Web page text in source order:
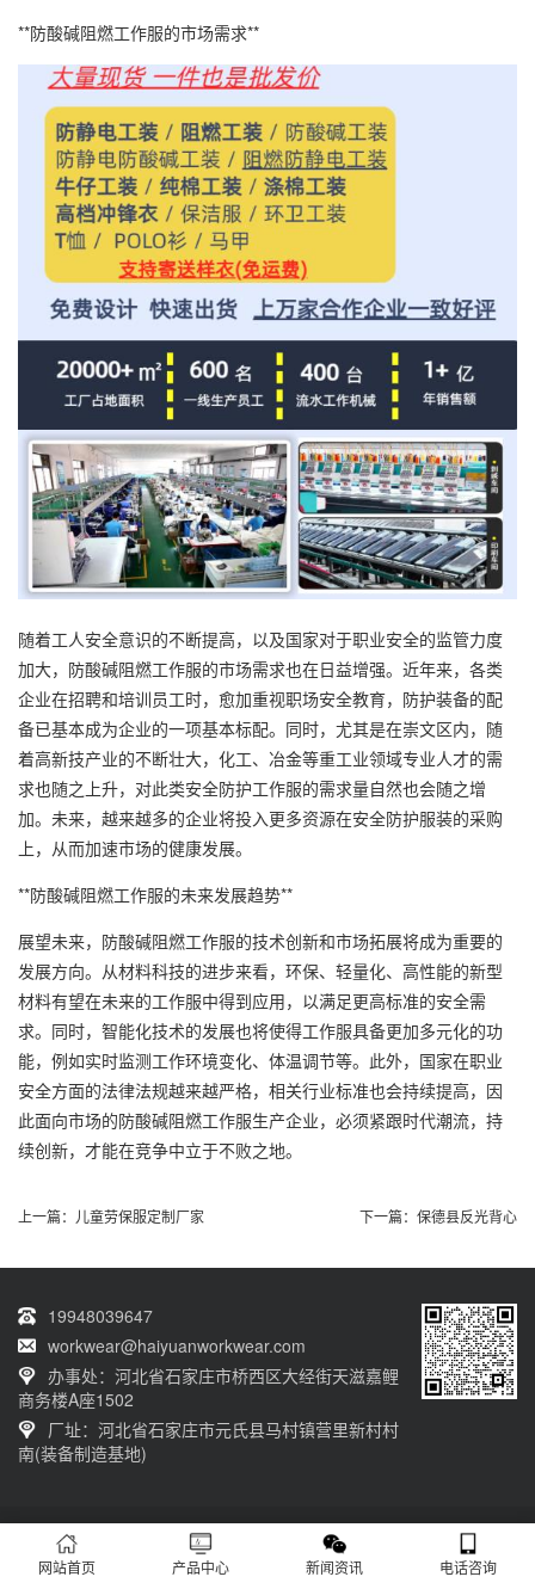
**防酸碱阻燃工作服的市场需求**
随着工人安全意识的不断提高，以及国家对于职业安全的监管力度
加大，防酸碱阻燃工作服的市场需求也在日益增强。近年来，各类
企业在招聘和培训员工时，愈加重视职场安全教育，防护装备的配
备已基本成为企业的一项基本标配。同时，尤其是在崇文区内，随
着高新技产业的不断壮大，化工、冶金等重工业领域专业人才的需
求也随之上升，对此类安全防护工作服的需求量自然也会随之增
加。未来，越来越多的企业将投入更多资源在安全防护服装的采购
上，从而加速市场的健康发展。
**防酸碱阻燃工作服的未来发展趋势**
展望未来，防酸碱阻燃工作服的技术创新和市场拓展将成为重要的
发展方向。从材料科技的进步来看，环保、轻量化、高性能的新型
材料有望在未来的工作服中得到应用，以满足更高标准的安全需
求。同时，智能化技术的发展也将使得工作服具备更加多元化的功
能，例如实时监测工作环境变化、体温调节等。此外，国家在职业
安全方面的法律法规越来越严格，相关行业标准也会持续提高，因
此面向市场的防酸碱阻燃工作服生产企业，必须紧跟时代潮流，持
续创新，才能在竞争中立于不败之地。
上一篇： 儿童劳保服定制厂家 下一篇： 保德县反光背心
19948039647
workwear@haiyuanworkwear.com
办事处：河北省石家庄市桥西区大经街天滋嘉鲤
商务楼A座1502
厂址：河北省石家庄市元氏县马村镇营里新村村
南(装备制造基地)
20230601001版权归石家庄海源劳保有限公司所有 网站备案号：
冀ICP备
12011659号-5
网站首页 产品中心 新闻资讯 电话咨询